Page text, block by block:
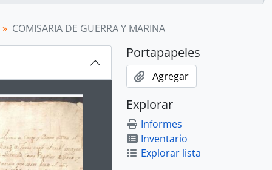
DEL PERÚ
COMISARIA DE GUERRA Y MARINA
title displayed in the following carousel. Clicking any
Portapapeles
Agregar
Explorar
Informes
Inventario
Explorar lista